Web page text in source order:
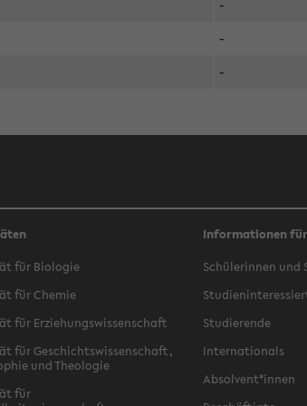
-
-
-
für Biologie
für Chemie
für Erziehungswissenschaft
für Geschichtswissenschaft,
und Theologie
für
Informationen
Schülerinnen und
Studierende
Internationals
Absolvent*innen